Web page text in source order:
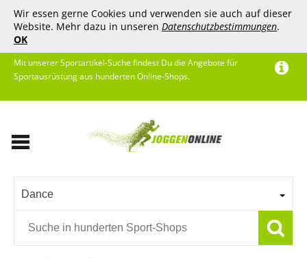
Wir essen gerne Cookies und verwenden sie auch auf dieser
Website. Mehr dazu in unseren Datenschutzbestimmungen.
OK
Mit unserer Sportartikel-Suche findest Du die Angebote für
Sportausrüstung aus hunderten Online-Shops.
Dance